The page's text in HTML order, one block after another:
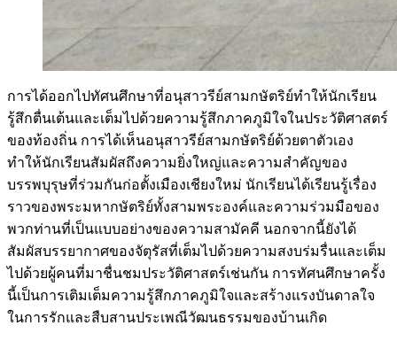
การได้ออกไปทัศนศึกษาที่อนุสาวรีย์สามกษัตริย์ทำให้นักเรียน
รู้สึกตื่นเต้นและเต็มไปด้วยความรู้สึกภาคภูมิใจในประวัติศาสตร์
ของท้องถิ่น การได้เห็นอนุสาวรีย์สามกษัตริย์ด้วยตาตัวเอง
ทำให้นักเรียนสัมผัสถึงความยิ่งใหญ่และความสำคัญของ
บรรพบุรุษที่ร่วมกันก่อตั้งเมืองเชียงใหม่ นักเรียนได้เรียนรู้เรื่อง
ราวของพระมหากษัตริย์ทั้งสามพระองค์และความร่วมมือของ
พวกท่านที่เป็นแบบอย่างของความสามัคคี นอกจากนี้ยังได้
สัมผัสบรรยากาศของจัตุรัสที่เต็มไปด้วยความสงบร่มรื่นและเต็ม
ไปด้วยผู้คนที่มาชื่นชมประวัติศาสตร์เช่นกัน การทัศนศึกษาครั้ง
นี้เป็นการเติมเต็มความรู้สึกภาคภูมิใจและสร้างแรงบันดาลใจ
ในการรักและสืบสานประเพณีวัฒนธรรมของบ้านเกิด